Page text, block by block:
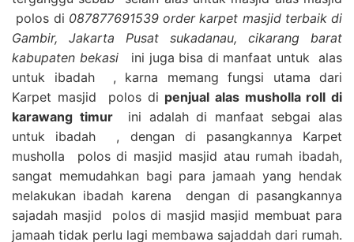
polos di 087877691539 order karpet masjid terbaik di
Gambir, Jakarta Pusat sukadanau, cikarang barat
kabupaten bekasi ini juga bisa di manfaat untuk alas
untuk ibadah , karna memang fungsi utama dari
Karpet masjid polos di penjual alas musholla roll di
karawang timurini adalah di manfaat sebgai alas
untuk ibadah , dengan di pasangkannya Karpet
musholla polos di masjid masjid atau rumah ibadah,
sangat memudahkan bagi para jamaah yang hendak
melakukan ibadah karena dengan di pasangkannya
sajadah masjid polos di masjid masjid membuat para
jamaah tidak perlu lagi membawa sajaddah dari rumah.